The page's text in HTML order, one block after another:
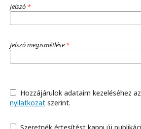
Jelszó *
Jelszó megismétlése *
Hozzájárulok adataim kezeléséhez az
nyilatkozat szerint.